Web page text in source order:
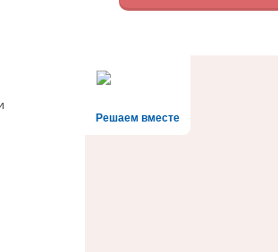
Решаем вместе